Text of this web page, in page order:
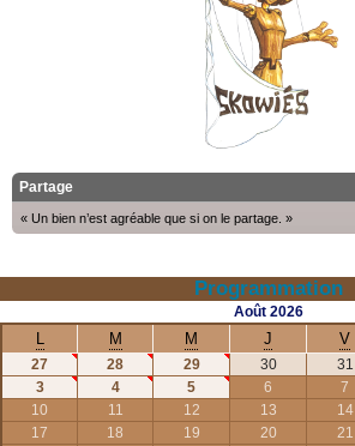
Partage
« Un bien n’est agréable que si on le partage. »
Programmation
Août 2026
L M M J V
27 28 29 30 31
3
4 5 6 7
10
11 12 13 14
17
18 19 20 21